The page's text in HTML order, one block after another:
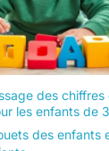
des chiffres
les enfants de
des enfants